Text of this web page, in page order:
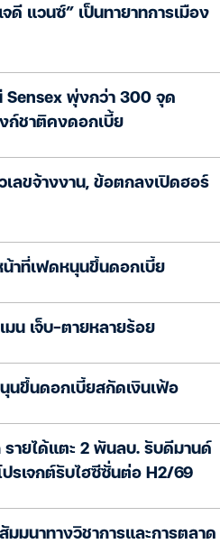
ดี แวนซ์” เป็นทายาทการเมือง
Sensex พุ่งกว่า 300 จุด
ก์ชาติคงดอกเบี้ย
ลขจ้างงาน, ข้อตกลงเปิดฮอร์
าที่เฟดหนุนขึ้นดอกเบี้ย
มน เจ็บ-ตายหลายร้อย
นขึ้นดอกเบี้ยสกัดเงินเฟ้อ
รายได้แตะ 2 พันลบ. รับดีมานด์
รเจกต์รับไฮซีซั่นต่อ H2/69
มนาทางวิชาการและการตลาด